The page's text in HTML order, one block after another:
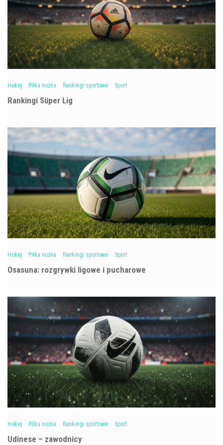
Hokej Piłka nożna Rankingi sportowe Sport
Rankingi Süper Lig
Hokej Piłka nożna Rankingi sportowe Sport
Osasuna: rozgrywki ligowe i pucharowe
Hokej Piłka nożna Rankingi sportowe Sport
Udinese – zawodnicy